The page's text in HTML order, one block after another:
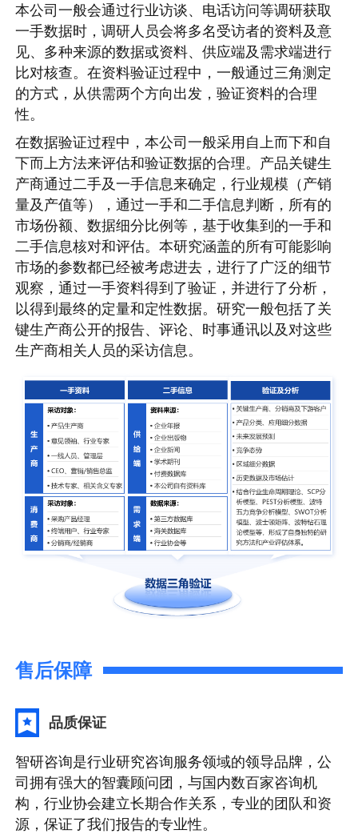
本公司一般会通过行业访谈、电话访问等调研获取
一手数据时，调研人员会将多名受访者的资料及意
见、多种来源的数据或资料、供应端及需求端进行
比对核查。在资料验证过程中，一般通过三角测定
的方式，从供需两个方向出发，验证资料的合理
性。
在数据验证过程中，本公司一般采用自上而下和自
下而上方法来评估和验证数据的合理。产品关键生
产商通过二手及一手信息来确定，行业规模（产销
量及产值等），通过一手和二手信息判断，所有的
市场份额、数据细分比例等，基于收集到的一手和
二手信息核对和评估。本研究涵盖的所有可能影响
市场的参数都已经被考虑进去，进行了广泛的细节
观察，通过一手资料得到了验证，并进行了分析，
以得到最终的定量和定性数据。研究一般包括了关
键生产商公开的报告、评论、时事通讯以及对这些
生产商相关人员的采访信息。
售后保障
品质保证
智研咨询是行业研究咨询服务领域的领导品牌，公
司拥有强大的智囊顾问团，与国内数百家咨询机
构，行业协会建立长期合作关系，专业的团队和资
源，保证了我们报告的专业性。